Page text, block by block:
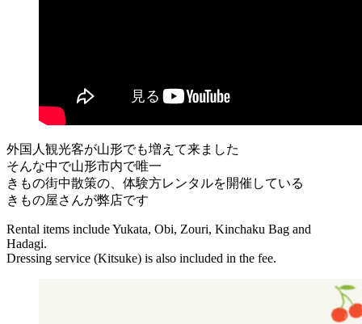
外国人観光客が山形でも増えて来ました
そんな中で山形市内で唯一
きもの街中散策の、体験方レンタルを開催している
きもの屋さんが弊店です
Rental items include Yukata, Obi, Zouri, Kinchaku Bag and
Hadagi.
Dressing service (Kitsuke) is also included in the fee.